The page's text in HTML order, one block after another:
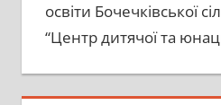
освіти Бочечківської
“Центр дитячої та